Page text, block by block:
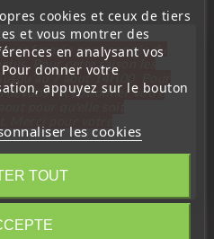
défectueux ou HS
vérifier avec votre serrurier,
cookies et ceux de tiers
et vous montrer des
en analysant vos
donner votre
appuyez sur le bouton
les cookies
TOUT
fermée pour congés du
Pour cette raison les
7 aout 14H00. Pour
devons réceptionner votre
pour qu'elle soit